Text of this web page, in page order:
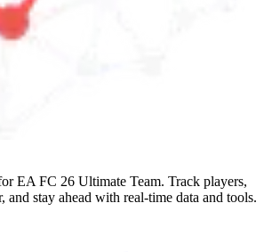
EA FC 26 Ultimate Team. Track players,
and stay ahead with real-time data and tools.